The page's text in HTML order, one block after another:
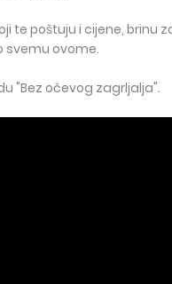
te poštuju i cijene, brinu
svemu ovome.
"Bez očevog zagrljalja".